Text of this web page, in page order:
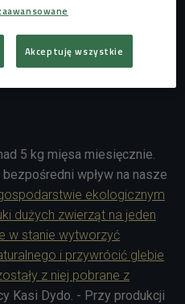
Karaczun. -
na przykład świnie, żyją tylko
pod względem
5 kg mięsa miesięcznie.
wpływ na nasze
ekologicznym
dużych zwierząt na jeden
w stanie wytworzyć
i przywrócić glebie
z niej pobrane z
Kasi Dydo. - Przy produkcji
Akceptuję wszystkie